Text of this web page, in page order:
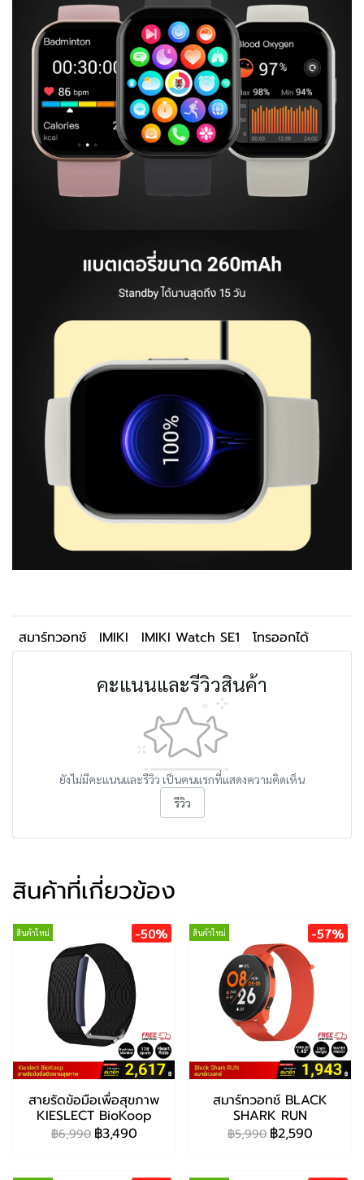
สมาร์ทวอทช์ IMIKI IMIKI Watch SE1 โทรออกได้
คะแนนและรีวิวสินค้า
ยังไม่มีคะแนนและรีวิว เป็นคนแรกที่แสดงความคิดเห็น
รีวิว
สินค้าที่เกี่ยวข้อง
สินค้าใหม่ -50%
สายรัดข้อมือเพื่อสุขภาพ
KIESLECT BioKoop
฿6,990 ฿3,490
สินค้าใหม่ -57%
สมาร์ทวอทช์ BLACK
SHARK RUN
฿5,990 ฿2,590